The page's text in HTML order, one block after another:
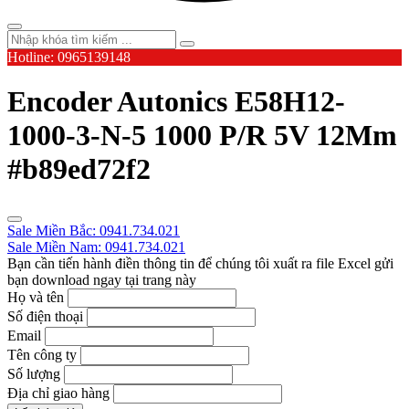
Hotline: 0965139148
Encoder Autonics E58H12-
1000-3-N-5 1000 P/R 5V 12Mm
#b89ed72f2
Sale Miền Bắc: 0941.734.021
Sale Miền Nam: 0941.734.021
Bạn cần tiến hành điền thông tin để chúng tôi xuất ra file Excel gửi
bạn download ngay tại trang này
Họ và tên
Số điện thoại
Email
Tên công ty
Số lượng
Địa chỉ giao hàng